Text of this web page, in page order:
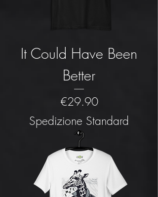
It Could Have Been
Better
Price
€29.90
Spedizione Standard